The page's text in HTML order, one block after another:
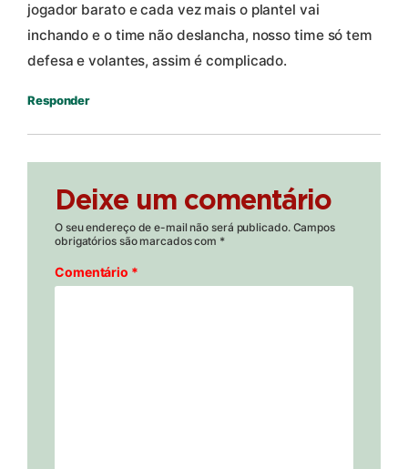
jogador barato e cada vez mais o plantel vai
inchando e o time não deslancha, nosso time só tem
defesa e volantes, assim é complicado.
Responder
Deixe um comentário
O seu endereço de e-mail não será publicado. Campos
obrigatórios são marcados com *
Comentário *